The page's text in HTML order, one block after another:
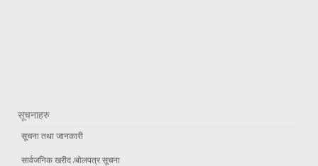
सूचनाहरु
सूचना तथा जानकारी
सार्वजनिक खरीद /बोलपत्र सूचना